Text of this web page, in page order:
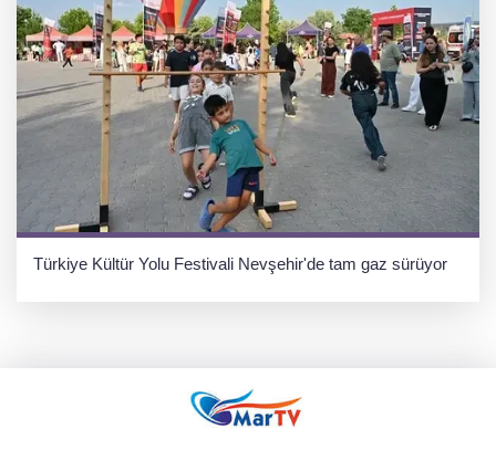
Türkiye Kültür Yolu Festivali Nevşehir'de tam gaz sürüyor